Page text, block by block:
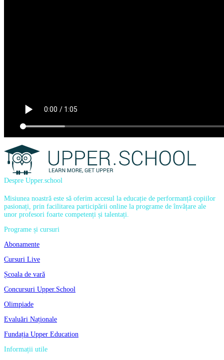
Despre Upper.school
Misiunea noastră este să oferim accesul la educație de performanță copiilor
pasionați, prin facilitarea participării online la programe de învățare ale
unor profesori foarte competenți și talentați.
Programe și cursuri
Abonamente
Cursuri Live
Școala de vară
Concursuri Upper.School
Olimpiade
Evaluări Naționale
Fundația Upper Education
Informații utile